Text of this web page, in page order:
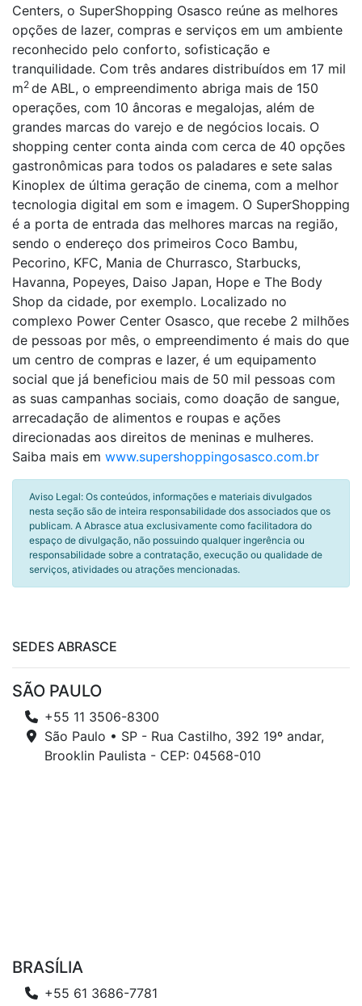
Centers, o SuperShopping Osasco reúne as melhores
opções de lazer, compras e serviços em um ambiente
reconhecido pelo conforto, sofisticação e
tranquilidade. Com três andares distribuídos em 17 mil
m2 de ABL, o empreendimento abriga mais de 150
operações, com 10 âncoras e megalojas, além de
grandes marcas do varejo e de negócios locais. O
shopping center conta ainda com cerca de 40 opções
gastronômicas para todos os paladares e sete salas
Kinoplex de última geração de cinema, com a melhor
tecnologia digital em som e imagem. O SuperShopping
é a porta de entrada das melhores marcas na região,
sendo o endereço dos primeiros Coco Bambu,
Pecorino, KFC, Mania de Churrasco, Starbucks,
Havanna, Popeyes, Daiso Japan, Hope e The Body
Shop da cidade, por exemplo. Localizado no
complexo Power Center Osasco, que recebe 2 milhões
de pessoas por mês, o empreendimento é mais do que
um centro de compras e lazer, é um equipamento
social que já beneficiou mais de 50 mil pessoas com
as suas campanhas sociais, como doação de sangue,
arrecadação de alimentos e roupas e ações
direcionadas aos direitos de meninas e mulheres.
Saiba mais em www.supershoppingosasco.com.br
Aviso Legal: Os conteúdos, informações e materiais divulgados
nesta seção são de inteira responsabilidade dos associados que os
publicam. A Abrasce atua exclusivamente como facilitadora do
espaço de divulgação, não possuindo qualquer ingerência ou
responsabilidade sobre a contratação, execução ou qualidade de
serviços, atividades ou atrações mencionadas.
SEDES ABRASCE
SÃO PAULO
+55 11 3506-8300
São Paulo • SP - Rua Castilho, 392 19º andar,
Brooklin Paulista - CEP: 04568-010
BRASÍLIA
+55 61 3686-7781